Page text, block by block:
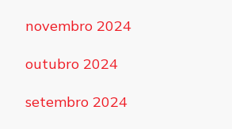
novembro 2024
outubro 2024
setembro 2024